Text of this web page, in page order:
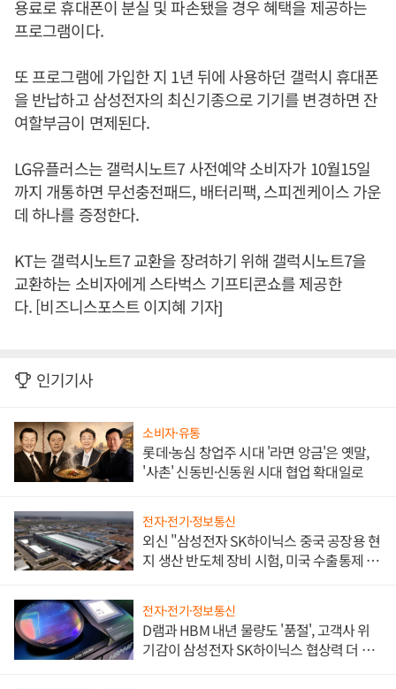
용료로 휴대폰이 분실 및 파손됐을 경우 혜택을 제공하는
프로그램이다.
또 프로그램에 가입한 지 1년 뒤에 사용하던 갤럭시 휴대폰
을 반납하고 삼성전자의 최신기종으로 기기를 변경하면 잔
여할부금이 면제된다.
LG유플러스는 갤럭시노트7 사전예약 소비자가 10월15일
까지 개통하면 무선충전패드, 배터리팩, 스피겐케이스 가운
데 하나를 증정한다.
KT는 갤럭시노트7 교환을 장려하기 위해 갤럭시노트7을
교환하는 소비자에게 스타벅스 기프티콘쇼를 제공한
다. [비즈니스포스트 이지혜 기자]
인기기사
소비자·유통
롯데·농심 창업주 시대 '라면 앙금'은 옛말,
'사촌' 신동빈·신동원 시대 협업 확대일로
전자·전기·정보통신
외신 "삼성전자 SK하이닉스 중국 공장용 현
지 생산 반도체 장비 시험, 미국 수출통제 대
전자·전기·정보통신
D램과 HBM 내년 물량도 '품절', 고객사 위
기감이 삼성전자 SK하이닉스 협상력 더 키